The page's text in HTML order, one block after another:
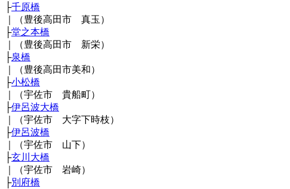
├千原橋
｜（豊後高田市 真玉）
├堂之本橋
｜（豊後高田市 新栄）
├泉橋
｜（豊後高田市美和）
├小松橋
｜（宇佐市 貴船町）
├伊呂波大橋
｜（宇佐市 大字下時枝）
├伊呂波橋
｜（宇佐市 山下）
├玄川大橋
｜（宇佐市 岩崎）
├別府橋